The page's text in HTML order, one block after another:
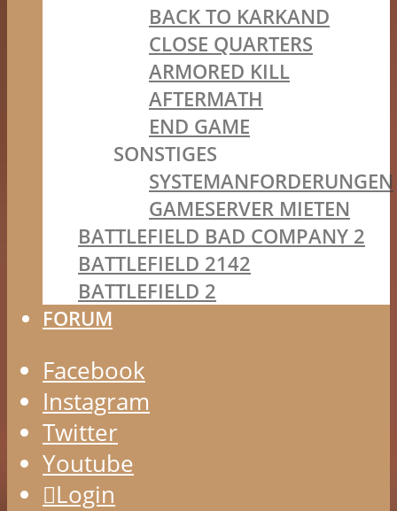
BACK TO KARKAND
CLOSE QUARTERS
ARMORED KILL
AFTERMATH
END GAME
SONSTIGES
SYSTEMANFORDERUNGEN
GAMESERVER MIETEN
BATTLEFIELD BAD COMPANY 2
BATTLEFIELD 2142
BATTLEFIELD 2
FORUM
Facebook
Instagram
Twitter
Youtube
Login